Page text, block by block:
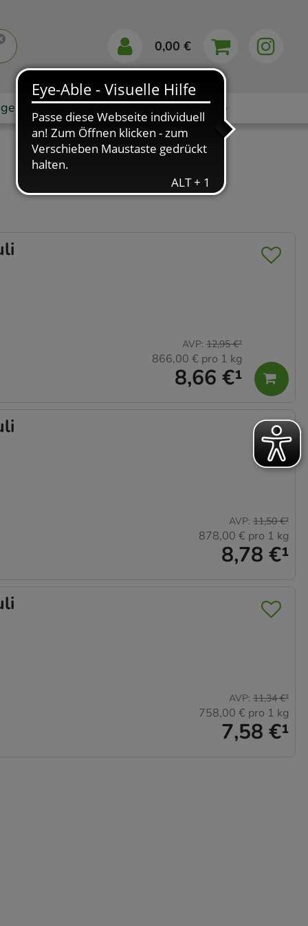
0,00 €
Markenshops Ratgeber App
8,66 €¹
AVP: 12,95 €²
866,00 € pro 1 kg
8,78 €¹
AVP: 11,50 €²
878,00 € pro 1 kg
7,58 €¹
AVP: 11,34 €²
758,00 € pro 1 kg